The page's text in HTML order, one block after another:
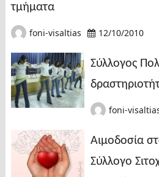
τμήματα
foni-visaltias 12/10/2010
Σύλλογος
foni-
Αιμοδοσία
Σύλλογο